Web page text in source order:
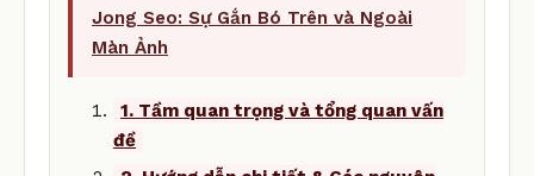
Jong Seo: Sự Gắn Bó Trên và Ngoài
Màn Ảnh
1. Tầm quan trọng và tổng quan vấn
đề